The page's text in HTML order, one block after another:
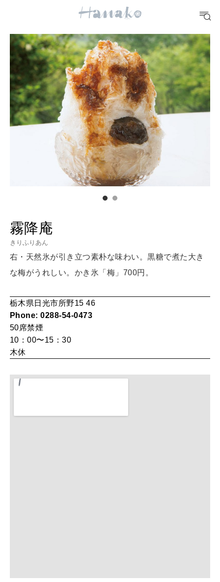
#シュークリーム #パン #カフェ
10 CATEGORIES
FOOD
おいしい
TRAVEL
どこ行く？
FORTUNE
明日のわたし
[12星座別] Monthly Love Holoscope
女神まり愛のタロットメッセージ
LEARN
SUSTAINABLE
2026年8月号『お茶の時間です。』
霧降庵
きりふりあん
右・天然氷が引き立つ素朴な味わい。黒糖で煮た大き
な梅がうれしい。かき氷「梅」700円。
栃木県日光市所野15 46
Phone: 0288-54-0473
50席禁煙
10：00〜15：30
木休